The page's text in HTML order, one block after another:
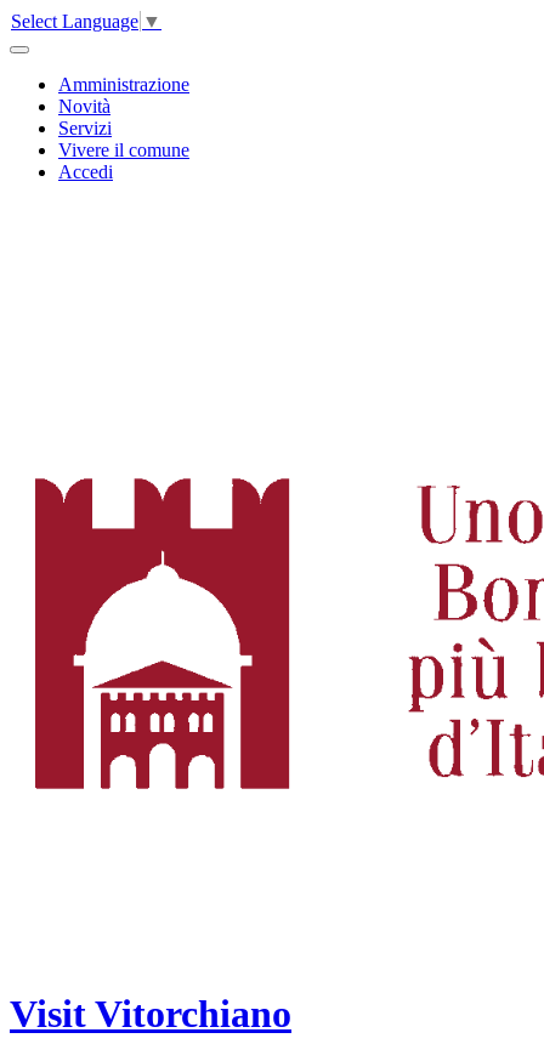
Select Language ▼
Amministrazione
Novità
Servizi
Vivere il comune
Accedi
Visit Vitorchiano